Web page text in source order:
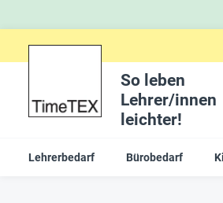
So leben
Lehrer/innen
leichter!
Lehrerbedarf Bürobedarf